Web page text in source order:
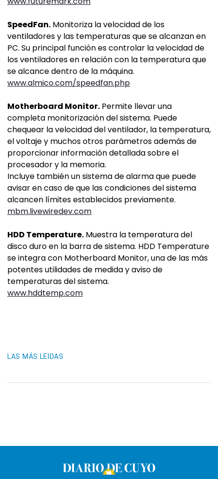
SpeedFan. Monitoriza la velocidad de los
ventiladores y las temperaturas que se alcanzan en
PC. Su principal función es controlar la velocidad de
los ventiladores en relación con la temperatura que
se alcance dentro de la máquina.
www.almico.com/speedfan.php
Motherboard Monitor. Permite llevar una
completa monitorización del sistema. Puede
chequear la velocidad del ventilador, la temperatura,
el voltaje y muchos otros parámetros además de
proporcionar información detallada sobre el
procesador y la memoria.
Incluye también un sistema de alarma que puede
avisar en caso de que las condiciones del sistema
alcancen límites establecidos previamente.
mbm.livewiredev.com
HDD Temperature. Muestra la temperatura del
disco duro en la barra de sistema. HDD Temperature
se integra con Motherboard Monitor, una de las más
potentes utilidades de medida y aviso de
temperaturas del sistema.
www.hddtemp.com
LAS MÁS LEIDAS